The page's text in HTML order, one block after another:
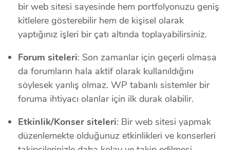
bir web sitesi sayesinde hem portfolyonuzu geniş
kitlelere gösterebilir hem de kişisel olarak
yaptığınız işleri bir çatı altında toplayabilirsiniz.
Forum siteleri: Son zamanlar için geçerli olmasa
da forumların hala aktif olarak kullanıldığını
söylesek yanlış olmaz. WP tabanlı sistemler bir
foruma ihtiyacı olanlar için ilk durak olabilir.
Etkinlik/Konser siteleri: Bir web sitesi yapmak
düzenlemekte olduğunuz etkinlikleri ve konserleri